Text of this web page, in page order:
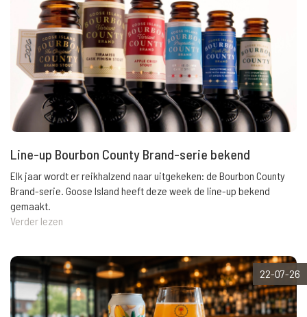
Line-up Bourbon County Brand-serie bekend
Elk jaar wordt er reikhalzend naar uitgekeken: de Bourbon County
Brand-serie. Goose Island heeft deze week de line-up bekend
gemaakt.
Verder lezen
22-07-26